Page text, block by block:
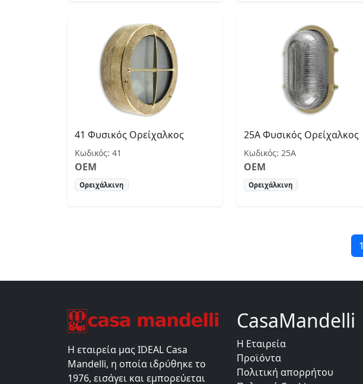
41 Φυσικός Ορείχαλκος
Κωδικός: 41
OEM
Ορειχάλκινη
25Α Φυσικός Ορείχαλκος
Κωδικός: 25Α
OEM
Ορειχάλκινη
1
Η εταιρεία μας IDEAL Casa
Mandelli, η οποία ιδρύθηκε το
1976, εισάγει και εμπορεύεται
CasaMandelli
Η Εταιρεία
Προϊόντα
Πολιτική απορρήτου